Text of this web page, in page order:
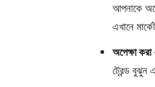
আপনাকে
এখানে
অপেক্ষা করা
ট্রেন্ড